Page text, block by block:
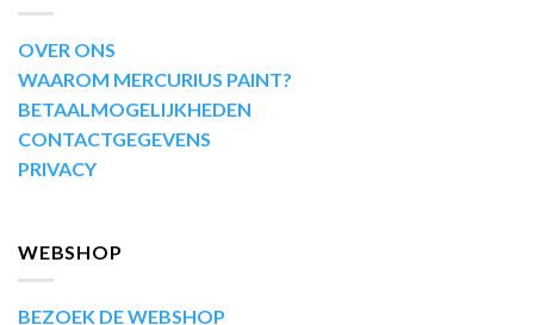
OVER ONS
WAAROM MERCURIUS PAINT?
BETAALMOGELIJKHEDEN
CONTACTGEGEVENS
PRIVACY
WEBSHOP
BEZOEK DE WEBSHOP